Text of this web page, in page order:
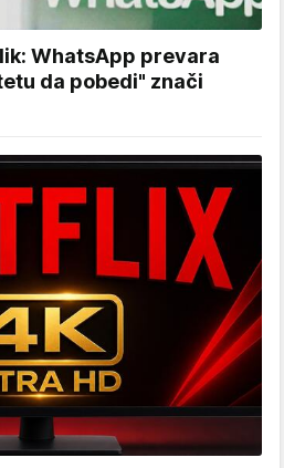
WhatsApp prevara
da pobedi" znači